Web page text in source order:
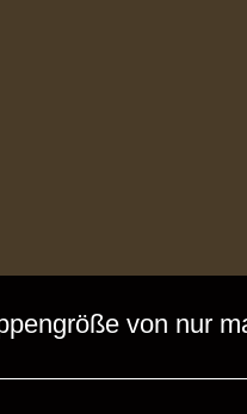
von nur